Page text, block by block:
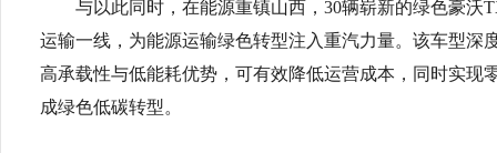
与以此同时，在能源重镇山西，30辆崭新的绿色豪
运输一线，为能源运输绿色转型注入重汽力量。该车型深
高承载性与低能耗优势，可有效降低运营成本，同时实现
成绿色低碳转型。